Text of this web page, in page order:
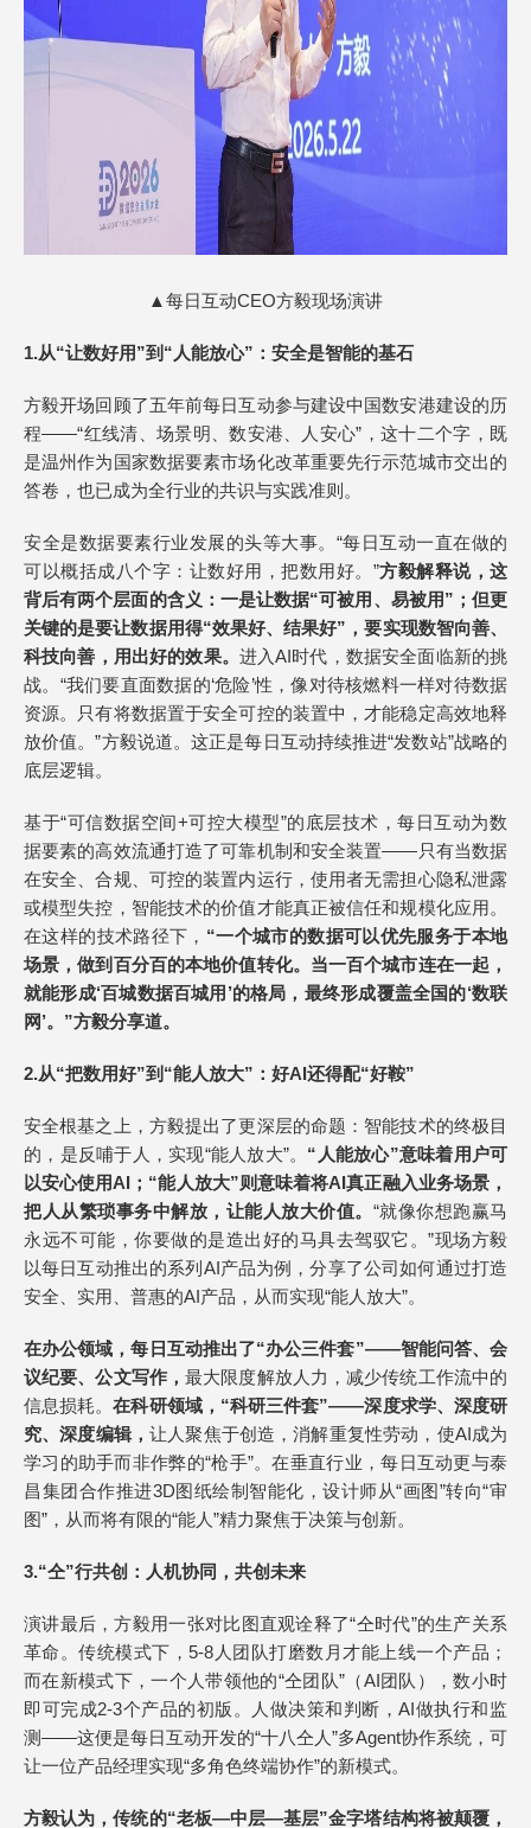
▲每日互动CEO方毅现场演讲
1.从“让数好用”到“人能放心”：安全是智能的基石
方毅开场回顾了五年前每日互动参与建设中国数安港建设的历
程——“红线清、场景明、数安港、人安心”，这十二个字，既
是温州作为国家数据要素市场化改革重要先行示范城市交出的
答卷，也已成为全行业的共识与实践准则。
安全是数据要素行业发展的头等大事。“每日互动一直在做的
可以概括成八个字：让数好用，把数用好。”方毅解释说，这
背后有两个层面的含义：一是让数据“可被用、易被用”；但更
关键的是要让数据用得“效果好、结果好”，要实现数智向善、
科技向善，用出好的效果。 进入AI时代，数据安全面临新的挑
战。“我们要直面数据的‘危险’性，像对待核燃料一样对待数据
资源。只有将数据置于安全可控的装置中，才能稳定高效地释
放价值。”方毅说道。这正是每日互动持续推进“发数站”战略的
底层逻辑。
基于“可信数据空间+可控大模型”的底层技术，每日互动为数
据要素的高效流通打造了可靠机制和安全装置——只有当数据
在安全、合规、可控的装置内运行，使用者无需担心隐私泄露
或模型失控，智能技术的价值才能真正被信任和规模化应用。
在这样的技术路径下， “一个城市的数据可以优先服务于本地
场景，做到百分百的本地价值转化。当一百个城市连在一起，
就能形成‘百城数据百城用’的格局，最终形成覆盖全国的‘数联
网’。”方毅分享道。
2.从“把数用好”到“能人放大”：好AI还得配“好鞍”
安全根基之上，方毅提出了更深层的命题：智能技术的终极目
的，是反哺于人，实现“能人放大”。 “人能放心”意味着用户可
以安心使用AI；“能人放大”则意味着将AI真正融入业务场景，
把人从繁琐事务中解放，让能人放大价值。 “就像你想跑赢马
永远不可能，你要做的是造出好的马具去驾驭它。”现场方毅
以每日互动推出的系列AI产品为例，分享了公司如何通过打造
安全、实用、普惠的AI产品，从而实现“能人放大”。
在办公领域，每日互动推出了“办公三件套”——智能问答、会
议纪要、公文写作，最大限度解放人力，减少传统工作流中的
信息损耗。在科研领域，“科研三件套”——深度求学、深度研
究、深度编辑，让人聚焦于创造，消解重复性劳动，使AI成为
学习的助手而非作弊的“枪手”。在垂直行业，每日互动更与泰
昌集团合作推进3D图纸绘制智能化，设计师从“画图”转向“审
图”，从而将有限的“能人”精力聚焦于决策与创新。
3.“仝”行共创：人机协同，共创未来
演讲最后，方毅用一张对比图直观诠释了“仝时代”的生产关系
革命。传统模式下，5-8人团队打磨数月才能上线一个产品；
而在新模式下，一个人带领他的“仝团队”（AI团队），数小时
即可完成2-3个产品的初版。人做决策和判断，AI做执行和监
测——这便是每日互动开发的“十八仝人”多Agent协作系统，可
让一位产品经理实现“多角色终端协作”的新模式。
方毅认为，传统的“老板—中层—基层”金字塔结构将被颠覆，